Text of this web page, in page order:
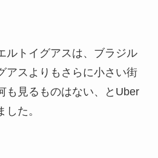
ルトイグアスは、ブラジル
アスよりもさらに小さい街
も見るものはない、とUber
た。